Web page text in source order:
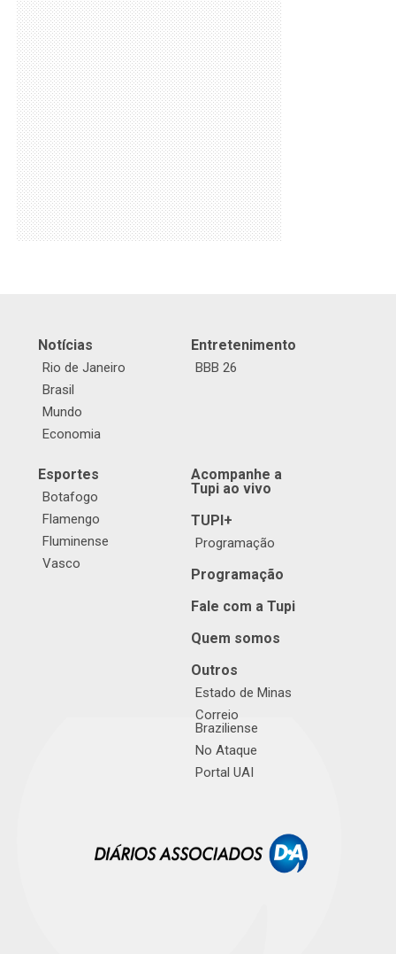
Notícias
Rio de Janeiro
Brasil
Mundo
Economia
Entretenimento
BBB 26
Esportes
Botafogo
Flamengo
Fluminense
Vasco
Acompanhe a
Tupi ao vivo
TUPI+
Programação
Programação
Fale com a Tupi
Quem somos
Outros
Estado de Minas
Correio
Braziliense
No Ataque
Portal UAI